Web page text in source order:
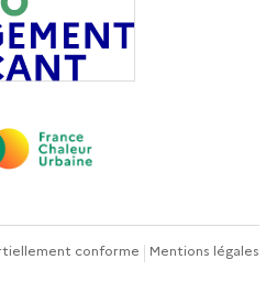
conforme Mentions légales